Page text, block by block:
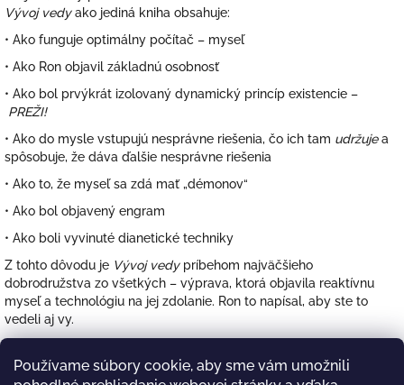
Používame súbory cookie, aby sme vám umožnili
Vývoj vedy ako jediná kniha obsahuje:
• Ako funguje optimálny počítač – myseľ
• Ako Ron objavil základnú osobnosť
• Ako bol prvýkrát izolovaný dynamický princíp existencie –
PREŽI!
• Ako do mysle vstupujú nesprávne riešenia, čo ich tam udržuje a
spôsobuje, že dáva ďalšie nesprávne riešenia
• Ako to, že myseľ sa zdá mať „démonov“
• Ako bol objavený engram
• Ako boli vyvinuté dianetické techniky
Z tohto dôvodu je Vývoj vedy príbehom najväčšieho
dobrodružstva zo všetkých – výprava, ktorá objavila reaktívnu
myseľ a technológiu na jej zdolanie. Ron to napísal, aby ste to
vedeli aj vy.